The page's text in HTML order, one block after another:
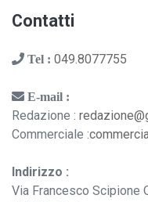
Contatti
Tel : 049.8077755
E-mail :
Redazione :
Commerciale :
Indirizzo :
Via Francesco Scipione